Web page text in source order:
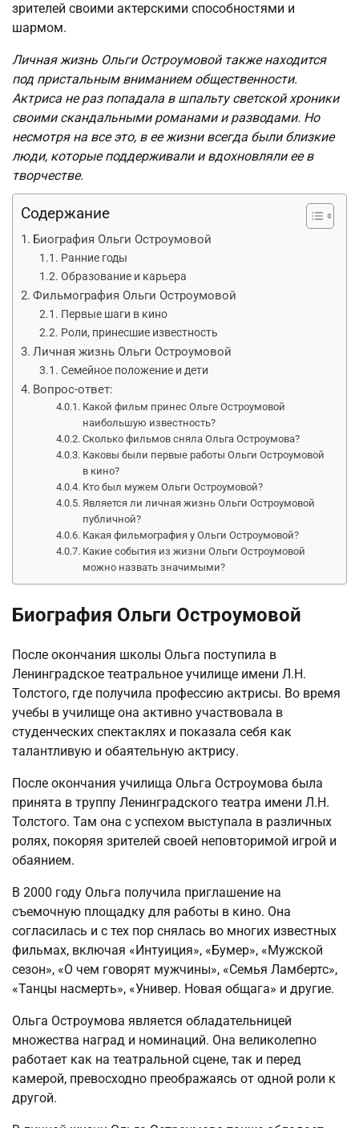
зрителей своими актерскими способностями и
шармом.
Личная жизнь Ольги Остроумовой также находится
под пристальным вниманием общественности.
Актриса не раз попадала в шпальту светской хроники
своими скандальными романами и разводами. Но
несмотря на все это, в ее жизни всегда были близкие
люди, которые поддерживали и вдохновляли ее в
творчестве.
Содержание
Биография Ольги Остроумовой
Ранние годы
Образование и карьера
Фильмография Ольги Остроумовой
Первые шаги в кино
Роли, принесшие известность
Личная жизнь Ольги Остроумовой
Семейное положение и дети
Вопрос-ответ:
Какой фильм принес Ольге Остроумовой
наибольшую известность?
Сколько фильмов сняла Ольга Остроумова?
Каковы были первые работы Ольги Остроумовой
в кино?
Кто был мужем Ольги Остроумовой?
Является ли личная жизнь Ольги Остроумовой
публичной?
Какая фильмография у Ольги Остроумовой?
Какие события из жизни Ольги Остроумовой
можно назвать значимыми?
Биография Ольги Остроумовой
После окончания школы Ольга поступила в
Ленинградское театральное училище имени Л.Н.
Толстого, где получила профессию актрисы. Во время
учебы в училище она активно участвовала в
студенческих спектаклях и показала себя как
талантливую и обаятельную актрису.
После окончания училища Ольга Остроумова была
принята в труппу Ленинградского театра имени Л.Н.
Толстого. Там она с успехом выступала в различных
ролях, покоряя зрителей своей неповторимой игрой и
обаянием.
В 2000 году Ольга получила приглашение на
съемочную площадку для работы в кино. Она
согласилась и с тех пор снялась во многих известных
фильмах, включая «Интуиция», «Бумер», «Мужской
сезон», «О чем говорят мужчины», «Семья Ламбертс»,
«Танцы насмерть», «Универ. Новая общага» и другие.
Ольга Остроумова является обладательницей
множества наград и номинаций. Она великолепно
работает как на театральной сцене, так и перед
камерой, превосходно преображаясь от одной роли к
другой.